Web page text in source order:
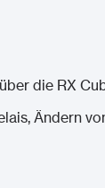
die RX
Ändern